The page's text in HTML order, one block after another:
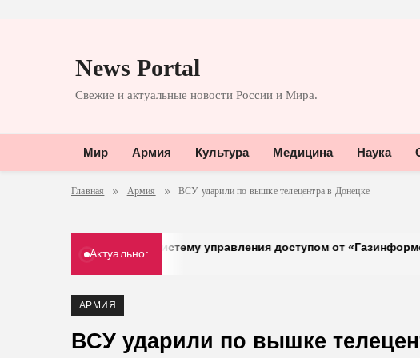
News Portal
Свежие и актуальные новости России и Мира.
Мир Армия Культура Медицина Наука
Главная Армия ВСУ ударили по вышке телецентра в Донецке
Актуально:
перешел на систему управления доступом от «Газинформсервис»
АРМИЯ
ВСУ ударили по вышке